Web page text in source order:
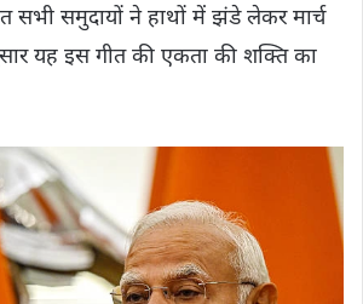
सभी समुदायों ने हाथों में झंडे लेकर मार्च
यह इस गीत की एकता की शक्ति का